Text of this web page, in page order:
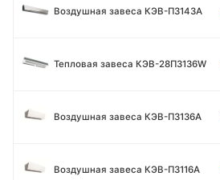
Воздушная завеса КЭВ-П3143А
Тепловая завеса КЭВ-28П3136W
Воздушная завеса КЭВ-П3136A
Воздушная завеса КЭВ-П3116A